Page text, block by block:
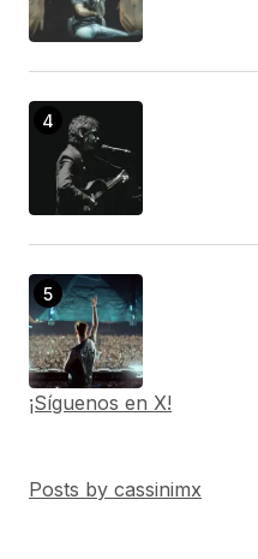
¡Síguenos en X!
Posts by cassinimx